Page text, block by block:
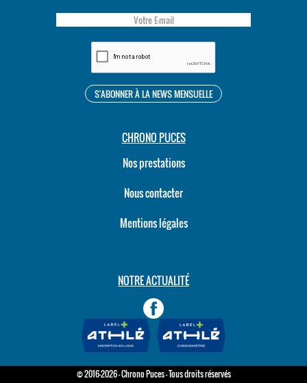
CHRONO PUCES
Nos prestations
Nous contacter
Mentions légales
NOTRE ACTUALITÉ
© 2016-2026 - Chrono Puces - Tous droits réservés